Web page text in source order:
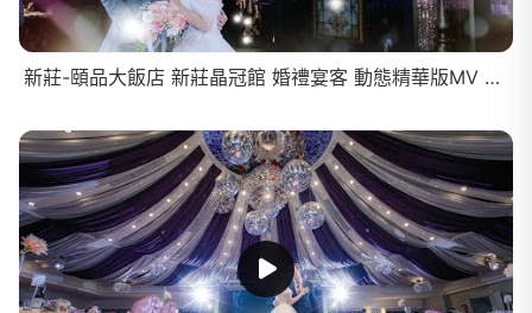
新莊-頤品大飯店 新莊晶冠館 婚禮宴客 動態精華版MV 思儀&珮孜